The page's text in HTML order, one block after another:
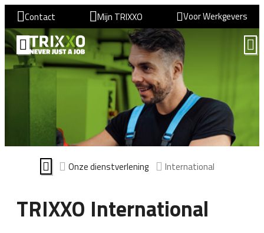
Contact Mijn TRIXXO Voor Werkgevers
Onze dienstverlening International
TRIXXO International